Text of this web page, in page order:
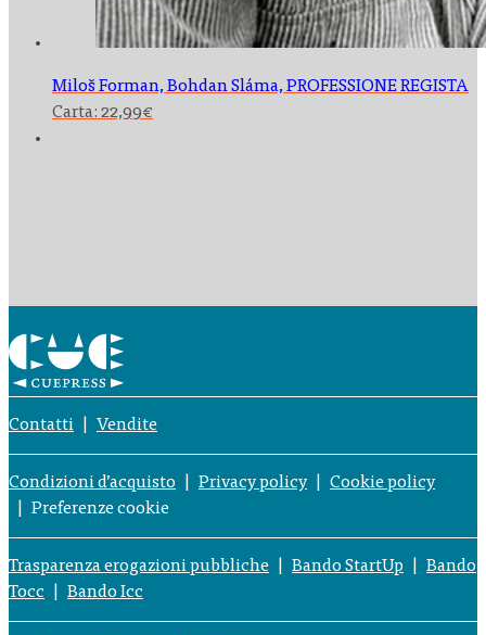
Miloš Forman, Bohdan Sláma,PROFESSIONE REGISTA
Carta: 22,99€
Contatti Vendite
Condizioni d’acquisto Privacy policy
Cookie policy
Preferenze cookie
Trasparenza erogazioni pubbliche Bando StartUp
Bando
Tocc
Bando Icc